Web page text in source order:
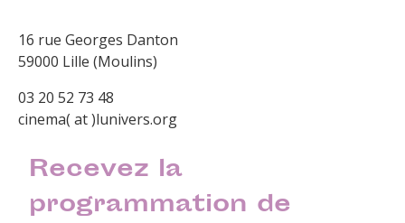
16 rue Georges Danton
59000 Lille (Moulins)
03 20 52 73 48
cinema( at )lunivers.org
Recevez la
programmation de